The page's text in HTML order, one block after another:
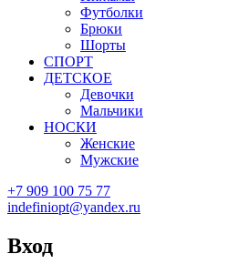
Футболки
Брюки
Шорты
СПОРТ
ДЕТСКОЕ
Девочки
Мальчики
НОСКИ
Женские
Мужские
+7 909 100 75 77
indefiniopt@yandex.ru
Вход